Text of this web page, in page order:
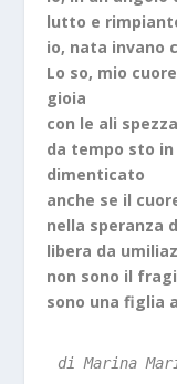
lutto e
io, nata invano
Lo so, mio
gioia
con le ali
da tempo sto in
dimenticato
anche se il
nella speranza
libera da
non sono il
sono una figlia
di Marina